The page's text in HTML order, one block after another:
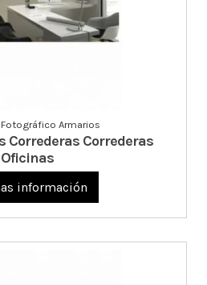
Armarios
Correderas Correderas
Oficinas
información